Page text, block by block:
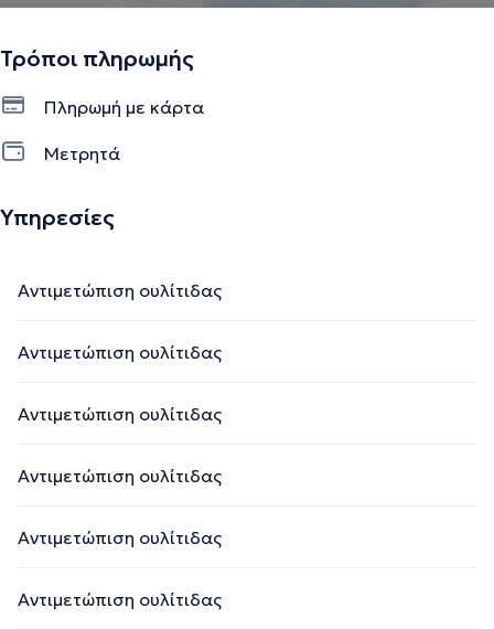
Τρόποι πληρωμής
Πληρωμή με κάρτα
Μετρητά
Υπηρεσίες
Αντιμετώπιση ουλίτιδας
Αντιμετώπιση ουλίτιδας
Αντιμετώπιση ουλίτιδας
Αντιμετώπιση ουλίτιδας
Αντιμετώπιση ουλίτιδας
Αντιμετώπιση ουλίτιδας